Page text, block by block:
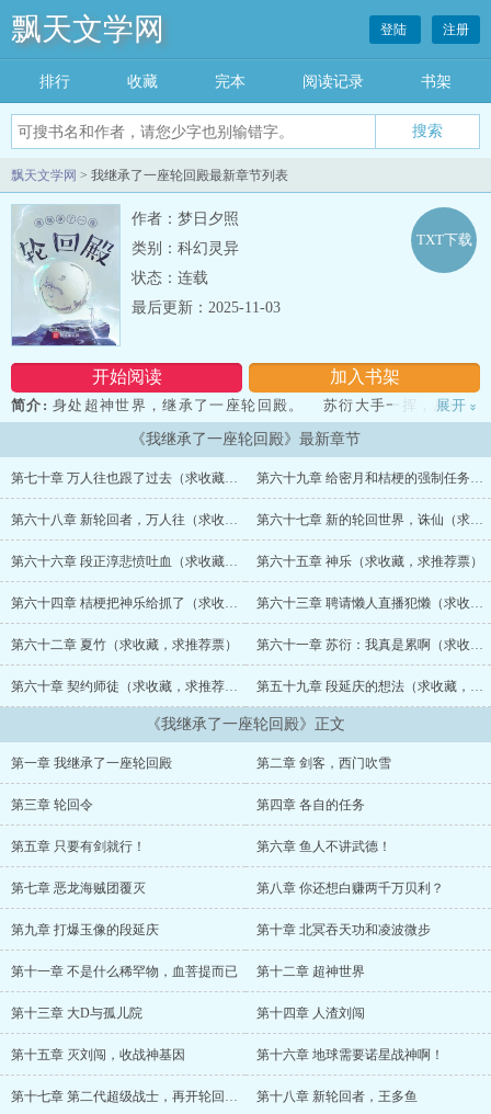
飘天文学网 登陆 注册
排行 收藏 完本 阅读记录 书架
飘天文学网 > 我继承了一座轮回殿最新章节列表
作者：梦日夕照
类别：科幻灵异
状态：连载
开始阅读 加入书架
TXT下载
最后更新：2025-11-03
简介: 身处超神世界，继承了一座轮回殿。 苏衍大手一挥，从此，
无数的轮回者开始了各自的穿越之旅。 僵尸世界：九叔瞪大双眼，
看着面前使用超能力的密月大师，一脸不可思议地喃喃道：“难道这才
是降妖除魔的正确方式？可是，为什么他和我长得这么像！” 龙珠
久，对他温和道：“悟空我儿，停手吧！” 仙剑世界：拜月对手里拿
着个苹果的牛顿，持弟子礼，请求这位能通过一个苹果发现世间真理
的智者可以收下自己这个愚昧之人。 …… 轮回殿中，握有权杖的
苏衍看着眼前画风发生巨大变化的各个世界，陷入了长久的沉默
中。 “话说，看他们玩得那么欢，我要不要也去做一回轮回
者？” 书友一群：658542191 书友二群：287630673...
展开 »
《我继承了一座轮回殿》最新章节
第七十章 万人往也跟了过去（求收藏，求推荐票） 第六十九章 给密月和桔梗的强制任务（求收藏，求推荐票）
第六十八章 新轮回者，万人往（求收藏，求推荐票） 第六十七章 新的轮回世界，诛仙（求收藏，求推荐票）
第六十六章 段正淳悲愤吐血（求收藏，求推荐票） 第六十五章 神乐（求收藏，求推荐票）
第六十四章 桔梗把神乐给抓了（求收藏，求推荐票） 第六十三章 聘请懒人直播犯懒（求收藏，求推荐票）
第六十二章 夏竹（求收藏，求推荐票） 第六十一章 苏衍：我真是累啊（求收藏，求推荐票）
第六十章 契约师徒（求收藏，求推荐票） 第五十九章 段延庆的想法（求收藏，求推荐票）
《我继承了一座轮回殿》正文
第一章 我继承了一座轮回殿 第二章 剑客，西门吹雪
第三章 轮回令 第四章 各自的任务
第五章 只要有剑就行！ 第六章 鱼人不讲武德！
第七章 恶龙海贼团覆灭 第八章 你还想白赚两千万贝利？
第九章 打爆玉像的段延庆 第十章 北冥吞天功和凌波微步
第十一章 不是什么稀罕物，血菩提而已 第十二章 超神世界
第十三章 大D与孤儿院 第十四章 人渣刘闯
第十五章 灭刘闯，收战神基因 第十六章 地球需要诺星战神啊！
第十七章 第二代超级战士，再开轮回世界 第十八章 新轮回者，王多鱼